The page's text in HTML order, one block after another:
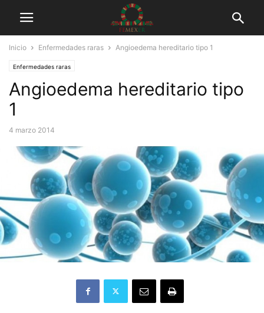
Inicio Enfermedades raras Angioedema hereditario tipo 1
Enfermedades raras
Angioedema hereditario tipo
1
4 marzo 2014